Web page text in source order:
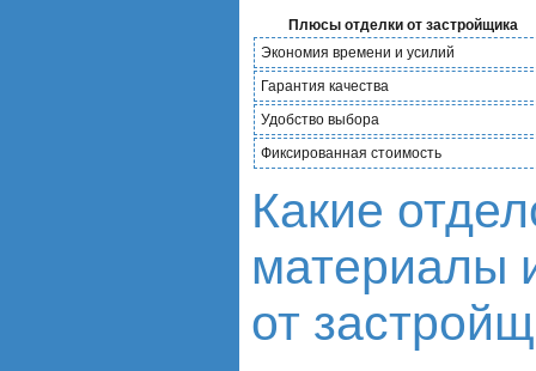
Плюсы отделки от застройщика
Экономия времени и усилий
Гарантия качества
Удобство выбора
Фиксированная стоимость
Какие
материалы
от